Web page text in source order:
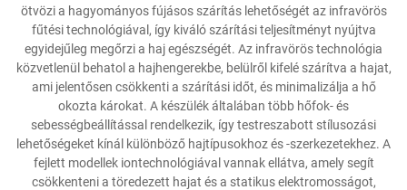
Termékek
Hírek
Alkalmazás
Kapcsolat
ötvözi a hagyományos fújásos szárítás lehetőségét az infravörös
fűtési technológiával, így kiváló szárítási teljesítményt nyújtva
egyidejűleg megőrzi a haj egészségét. Az infravörös technológia
közvetlenül behatol a hajhengerekbe, belülről kifelé szárítva a hajat,
ami jelentősen csökkenti a szárítási időt, és minimalizálja a hő
okozta károkat. A készülék általában több hőfok- és
sebességbeállítással rendelkezik, így testreszabott stílusozási
lehetőségeket kínál különböző hajtípusokhoz és -szerkezetekhez. A
fejlett modellek iontechnológiával vannak ellátva, amely segít
csökkenteni a töredezett hajat és a statikus elektromosságot,